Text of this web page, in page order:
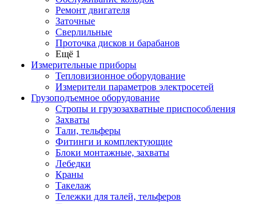
Ремонт двигателя
Заточные
Сверлильные
Проточка дисков и барабанов
Ещё 1
Измерительные приборы
Тепловизионное оборудование
Измерители параметров электросетей
Грузоподъемное оборудование
Стропы и грузозахватные приспособления
Захваты
Тали, тельферы
Фитинги и комплектующие
Блоки монтажные, захваты
Лебедки
Краны
Такелаж
Тележки для талей, тельферов